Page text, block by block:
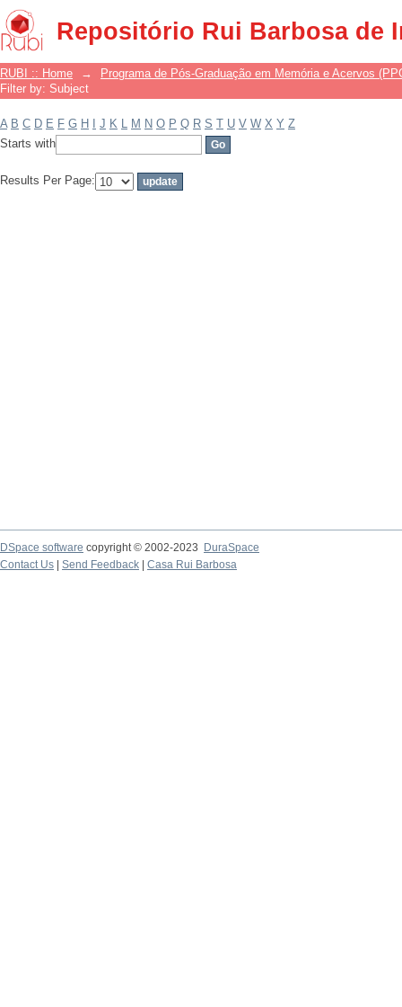
Repositório Rui Barbosa de
Filter by: Subject
RUBI :: Home →
Programa de Pós-Graduação em Memória e Acervos
Filter by: Subject
A B C D E F G H J K L M N O P Q R S T U V W X Y Z
Starts with
Results Per Page:
DSpace software copyright © 2002-2023
DuraSpace
Contact Us
Send Feedback Casa Rui Barbosa